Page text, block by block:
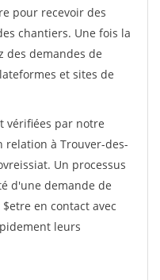
pour recevoir des
chantiers. Une fois la
des demandes de
et sites de
vérifiées par notre
relation à Trouver-des-
Un processus
d'une demande de
en contact avec
leurs